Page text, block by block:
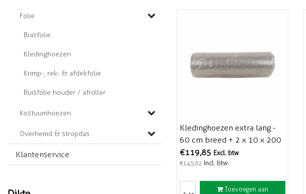
Folie
Buisfolie
Kledinghoezen
Krimp-, rek- & afdekfolie
Buisfolie houder / afroller
Kostuumhoezen
Overhemd & stropdas
Klantenservice
Kledinghoezen extra lang -
60 cm breed + 2 x 10 x 200
cm - 20 mµ - 250 stuks
€119,85 Excl. btw
€145,02 Incl. btw
Toevoegen aan